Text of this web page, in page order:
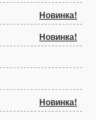
Новинка!
Новинка!
Новинка!